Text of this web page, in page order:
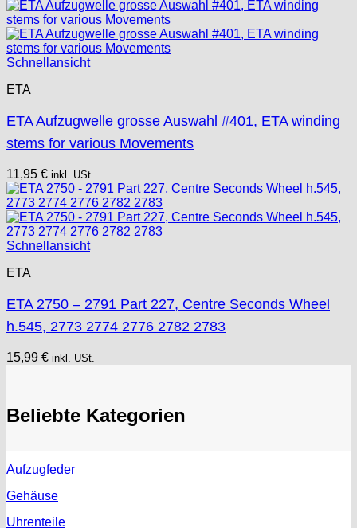
Schnellansicht
ETA
ETA Aufzugwelle grosse Auswahl #401, ETA winding
stems for various Movements
11,95 € inkl. USt.
Schnellansicht
ETA
ETA 2750 – 2791 Part 227, Centre Seconds Wheel
h.545, 2773 2774 2776 2782 2783
15,99 € inkl. USt.
Beliebte Kategorien
Aufzugfeder
Gehäuse
Uhrenteile